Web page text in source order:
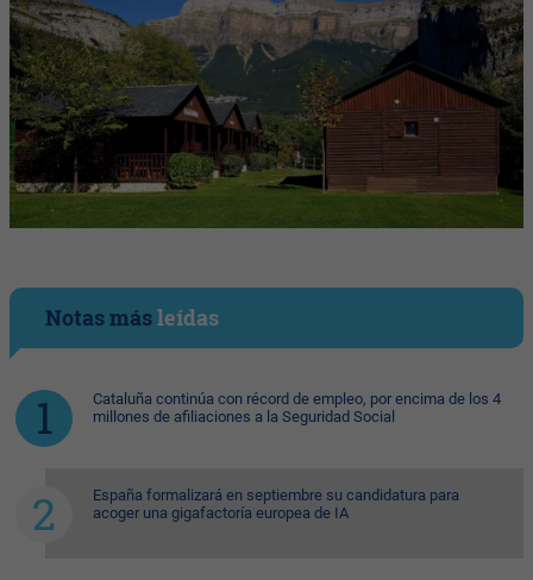
Notas másleídas
Cataluña continúa con récord de empleo, por encima de los 4
millones de afiliaciones a la Seguridad Social
España formalizará en septiembre su candidatura para
acoger una gigafactoría europea de IA